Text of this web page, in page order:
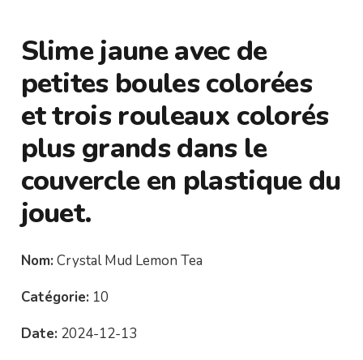
Slime jaune avec de
petites boules colorées
et trois rouleaux colorés
plus grands dans le
couvercle en plastique du
jouet.
Nom: Crystal Mud Lemon Tea
Catégorie: 10
Date: 2024-12-13